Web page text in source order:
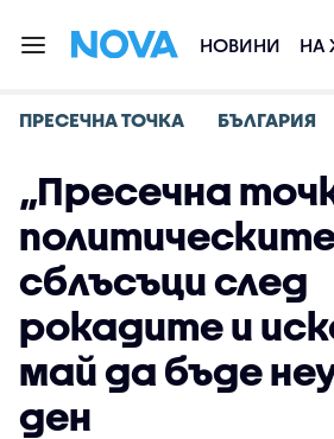
НОВИНИ НА
ПРЕСЕЧНА ТОЧКА БЪЛГАРИЯ
„Пресечна
сблъсъци след
рокадите и
май да бъде
ден